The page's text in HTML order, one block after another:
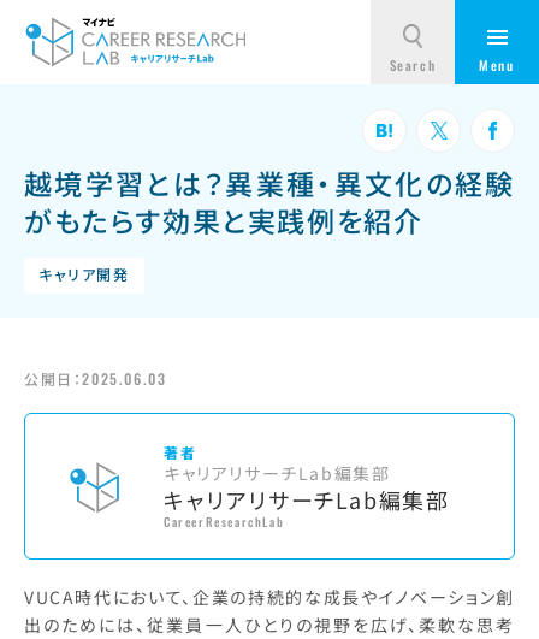
越境学習とは？異業種・異文化の経験
がもたらす効果と実践例を紹介
キャリア開発
公開日：2025.06.03
著者
キャリアリサーチLab編集部
キャリアリサーチLab編集部
CareerResearchLab
VUCA時代において、企業の持続的な成長やイノベーション創
出のためには、従業員一人ひとりの視野を広げ、柔軟な思考